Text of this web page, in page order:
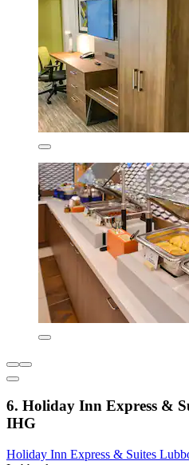
6. Holiday Inn Express &
IHG
Holiday Inn Express & Suites